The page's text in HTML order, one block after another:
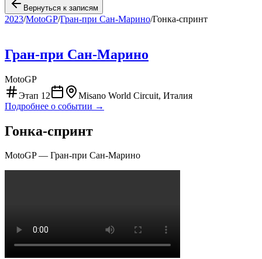
Вернуться к записям
2023/MotoGP/Гран-при Сан-Марино/Гонка-спринт
Гран-при Сан-Марино
MotoGP
Этап 12
Misano World Circuit, Италия
Подробнее о событии →
Гонка-спринт
MotoGP— Гран-при Сан-Марино